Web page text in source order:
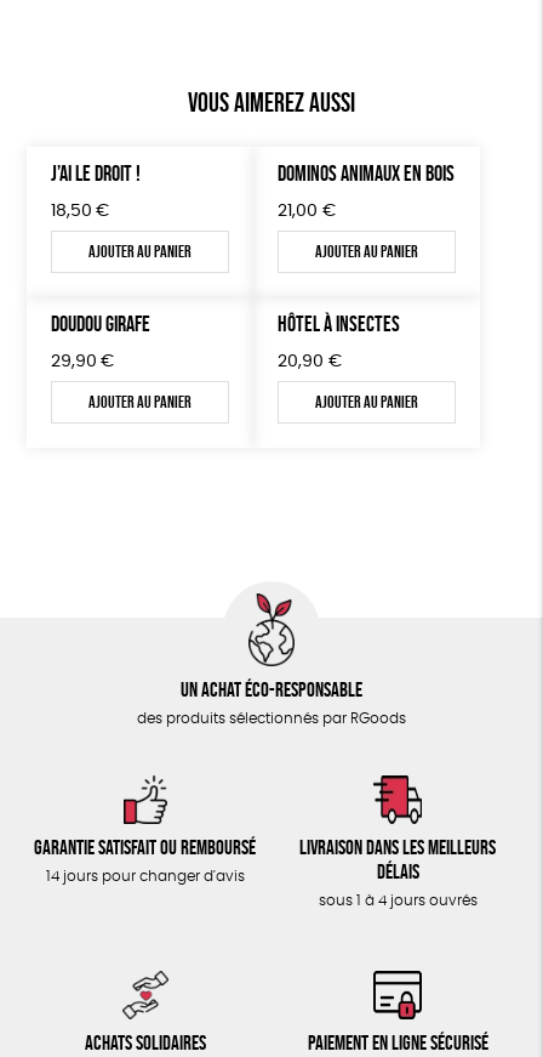
Vous aimerez aussi
J’AI LE DROIT !
18,50 €
Ajouter au panier
DOMINOS ANIMAUX EN BOIS
21,00 €
Ajouter au panier
DOUDOU GIRAFE
29,90 €
Ajouter au panier
HÔTEL À INSECTES
20,90 €
Ajouter au panier
Un achat éco-responsable
des produits sélectionnés par RGoods
Garantie satisfait ou remboursé
14 jours pour changer d'avis
Livraison dans les meilleurs
délais
sous 1 à 4 jours ouvrés
Achats solidaires Paiement en ligne sécurisé